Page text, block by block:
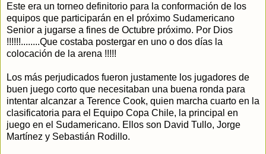
Este era un torneo definitorio para la conformación de los
equipos que participarán en el próximo Sudamericano
Senior a jugarse a fines de Octubre próximo. Por Dios
!!!!!!........Que costaba postergar en uno o dos días la
colocación de la arena !!!!!
Los más perjudicados fueron justamente los jugadores de
buen juego corto que necesitaban una buena ronda para
intentar alcanzar a Terence Cook, quien marcha cuarto en la
clasificatoria para el Equipo Copa Chile, la principal en
juego en el Sudamericano. Ellos son David Tullo, Jorge
Martínez y Sebastián Rodillo.